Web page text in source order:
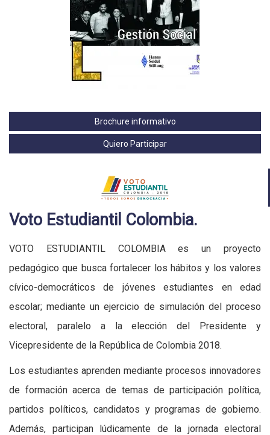
Brochure informativo
Quiero Participar
Voto Estudiantil Colombia.
VOTO ESTUDIANTIL COLOMBIA es un proyecto
pedagógico que busca fortalecer los hábitos y los valores
cívico-democráticos de jóvenes estudiantes en edad
escolar; mediante un ejercicio de simulación del proceso
electoral, paralelo a la elección del Presidente y
Vicepresidente de la República de Colombia 2018.
Los estudiantes aprenden mediante procesos innovadores
de formación acerca de temas de participación política,
partidos políticos, candidatos y programas de gobierno.
Además, participan lúdicamente de la jornada electoral